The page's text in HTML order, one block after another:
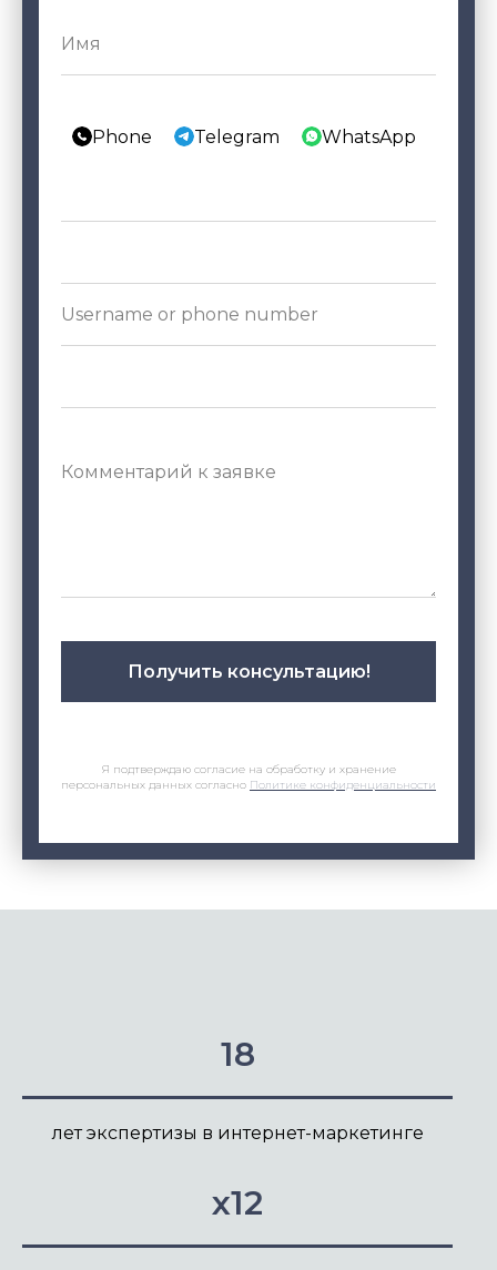
Phone Telegram WhatsApp
Получить консультацию!
Я подтверждаю согласие на обработку и хранение
персональных данных согласно Политике конфиденциальности
18
лет экспертизы в интернет-маркетинге
x12